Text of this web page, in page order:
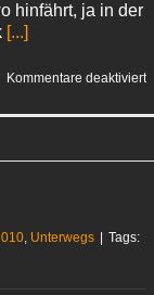
hinfährt, ja in der
[...]
Kommentare deaktiviertfür
, Unterwegs
Tags: